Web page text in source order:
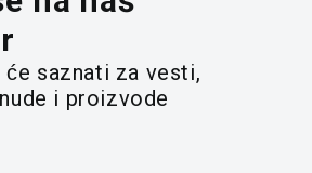
saznati za vesti,
i proizvode